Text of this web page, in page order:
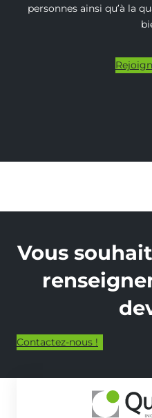
personnes ainsi qu’à la
Vous
Contactez-nous !